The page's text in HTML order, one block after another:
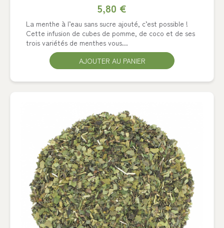
5,80 €
La menthe à l’eau sans sucre ajouté, c’est possible !
Cette infusion de cubes de pomme, de coco et de ses
trois variétés de menthes vous...
AJOUTER AU PANIER